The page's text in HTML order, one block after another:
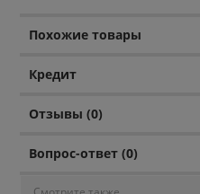
Похожие товары
Кредит
Отзывы (0)
Вопрос-ответ (0)